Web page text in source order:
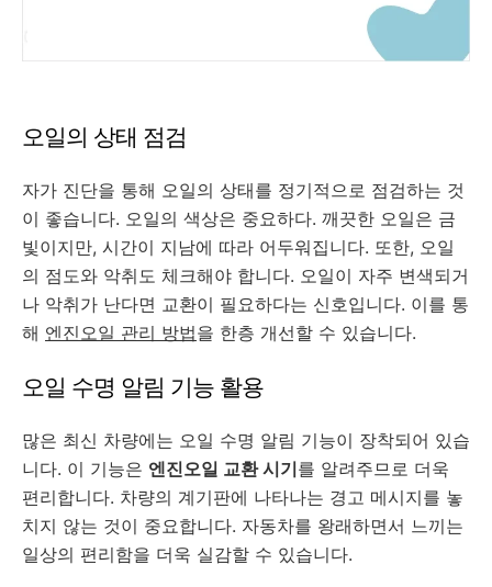
오일의 상태 점검
자가 진단을 통해 오일의 상태를 정기적으로 점검하는 것
이 좋습니다. 오일의 색상은 중요하다. 깨끗한 오일은 금
빛이지만, 시간이 지남에 따라 어두워집니다. 또한, 오일
의 점도와 악취도 체크해야 합니다. 오일이 자주 변색되거
나 악취가 난다면 교환이 필요하다는 신호입니다. 이를 통
해 엔진오일 관리 방법을 한층 개선할 수 있습니다.
오일 수명 알림 기능 활용
많은 최신 차량에는 오일 수명 알림 기능이 장착되어 있습
니다. 이 기능은 엔진오일 교환 시기를 알려주므로 더욱
편리합니다. 차량의 계기판에 나타나는 경고 메시지를 놓
치지 않는 것이 중요합니다. 자동차를 왕래하면서 느끼는
일상의 편리함을 더욱 실감할 수 있습니다.